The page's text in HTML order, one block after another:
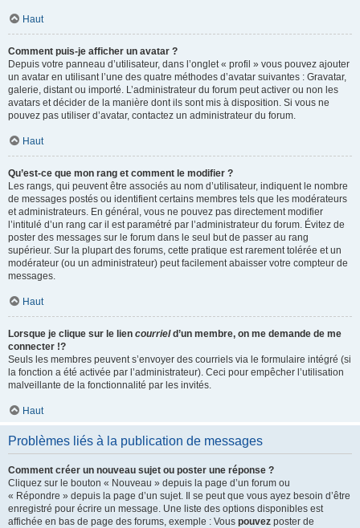
Haut
Comment puis-je afficher un avatar ?
Depuis votre panneau d’utilisateur, dans l’onglet « profil » vous pouvez ajouter
un avatar en utilisant l’une des quatre méthodes d’avatar suivantes : Gravatar,
galerie, distant ou importé. L’administrateur du forum peut activer ou non les
avatars et décider de la manière dont ils sont mis à disposition. Si vous ne
pouvez pas utiliser d’avatar, contactez un administrateur du forum.
Haut
Qu’est-ce que mon rang et comment le modifier ?
Les rangs, qui peuvent être associés au nom d’utilisateur, indiquent le nombre
de messages postés ou identifient certains membres tels que les modérateurs
et administrateurs. En général, vous ne pouvez pas directement modifier
l’intitulé d’un rang car il est paramétré par l’administrateur du forum. Évitez de
poster des messages sur le forum dans le seul but de passer au rang
supérieur. Sur la plupart des forums, cette pratique est rarement tolérée et un
modérateur (ou un administrateur) peut facilement abaisser votre compteur de
messages.
Haut
Lorsque je clique sur le lien courrield’un membre, on me demande de me
connecter !?
Seuls les membres peuvent s’envoyer des courriels via le formulaire intégré (si
la fonction a été activée par l’administrateur). Ceci pour empêcher l’utilisation
malveillante de la fonctionnalité par les invités.
Haut
Problèmes liés à la publication de messages
Comment créer un nouveau sujet ou poster une réponse ?
Cliquez sur le bouton « Nouveau » depuis la page d’un forum ou
« Répondre » depuis la page d’un sujet. Il se peut que vous ayez besoin d’être
enregistré pour écrire un message. Une liste des options disponibles est
affichée en bas de page des forums, exemple : Vous pouvez poster de